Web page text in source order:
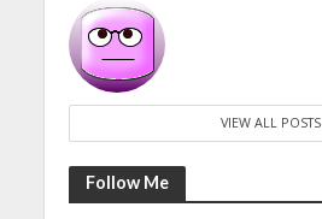
VIEW ALL POSTS
Follow Me